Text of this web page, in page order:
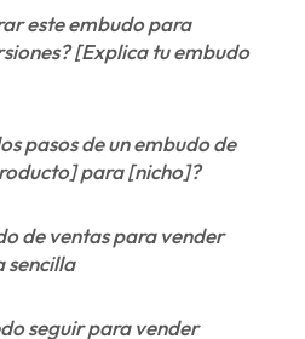
este embudo para
[Explica tu embudo
pasos de un embudo de
para [nicho]?
de ventas para vender
sencilla
seguir para vender